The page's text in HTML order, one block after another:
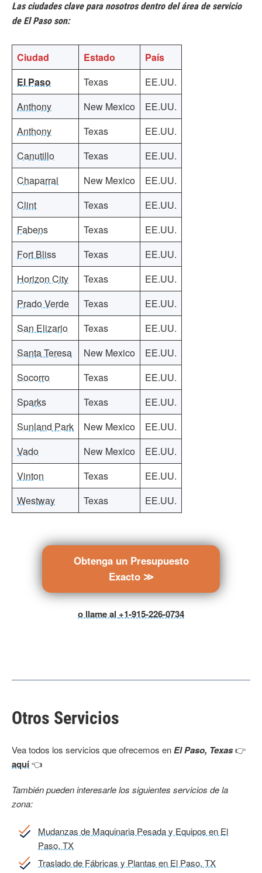
Las ciudades clave para nosotros dentro del área de servicio
de El Paso son:
Ciudad Estado
País
El Paso
Texas
EE.UU.
Anthony
New Mexico
EE.UU.
Anthony
Texas
EE.UU.
Canutillo
Texas
EE.UU.
Chaparral
New Mexico
EE.UU.
Clint
Texas
EE.UU.
Fabens
Texas
EE.UU.
Fort Bliss
Texas
EE.UU.
Horizon City
Texas
EE.UU.
Prado Verde
Texas
EE.UU.
San Elizario
Texas
EE.UU.
Santa Teresa
New Mexico
EE.UU.
Socorro
Texas
EE.UU.
Sparks
Texas
EE.UU.
Sunland Park
New Mexico
EE.UU.
Vado
New Mexico
EE.UU.
Vinton
Texas
EE.UU.
Westway
Texas EE.UU.
Obtenga un Presupuesto
Exacto ≫
o llame al +1-915-226-0734
Otros Servicios
Vea todos los servicios que ofrecemos enEl Paso, Texas👉
aquí👈
También pueden interesarle los siguientes servicios de la
zona:
Mudanzas de Maquinaria Pesada y Equipos en El
Paso, TX
Traslado de Fábricas y Plantas en El Paso, TX